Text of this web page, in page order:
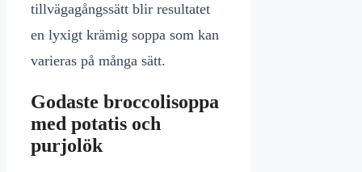
tillvägagångssätt blir resultatet
en lyxigt krämig soppa som kan
varieras på många sätt.
Godaste broccolisoppa
med potatis och
purjolök